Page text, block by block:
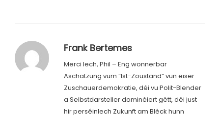
Frank Bertemes
Merci Iech, Phil – Eng wonnerbar
Aschätzung vum “Ist-Zoustand” vun eiser
Zuschauerdemokratie, déi vu Polit-Blender
a Selbstdarsteller dominéiert gëtt, déi just
hir perséinlech Zukunft am Bléck hunn